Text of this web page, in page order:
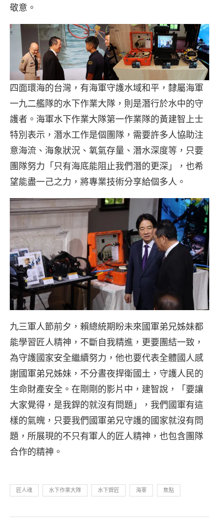
敬意。
四面環海的台灣，有海軍守護水域和平，隸屬海軍
一九二艦隊的水下作業大隊，則是潛行於水中的守
護者。海軍水下作業大隊第一作業隊的黃建智上士
特別表示，潛水工作是個團隊，需要許多人協助注
意海流、海象狀況、氧氣存量、潛水深度等，只要
團隊努力「只有海底能阻止我們潛的更深」，也希
望能盡一己之力，將專業技術分享給個多人。
九三軍人節前夕，賴總統期盼未來國軍弟兄姊妹都
能學習匠人精神，不斷自我精進，更要團結一致，
為守護國家安全繼續努力，他也要代表全體國人感
謝國軍弟兄姊妹，不分晝夜捍衛國土，守護人民的
生命財產安全。在剛剛的影片中，建智說，「要讓
大家覺得，是我銲的就沒有問題」，我們國軍有這
樣的氣魄，只要我們國軍弟兄守護的國家就沒有問
題，所展現的不只有軍人的匠人精神，也包含團隊
合作的精神。
匠人魂 水下作業大隊 水下銲匠 海軍 焦點